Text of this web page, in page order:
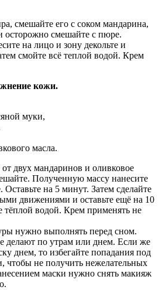
смешайте его с соком мандарина,
осторожно смешайте с пюре.
на лицо и зону декольте и
смойте всё теплой водой. Крем
кожи.
муки,
масла.
двух мандаринов и оливковое
Полученную массу нанесите
Оставьте на 5 минут. Затем сделайте
движениями и оставьте ещё на 10
тёплой водой. Крем применять не
нужно выполнять перед сном.
делают по утрам или днем. Если же
днем, то избегайте попадания под
чтобы не получить нежелательных
маски нужно снять макияж